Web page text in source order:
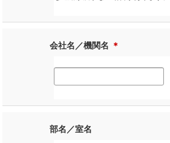
会社名／機関名 ＊
部名／室名